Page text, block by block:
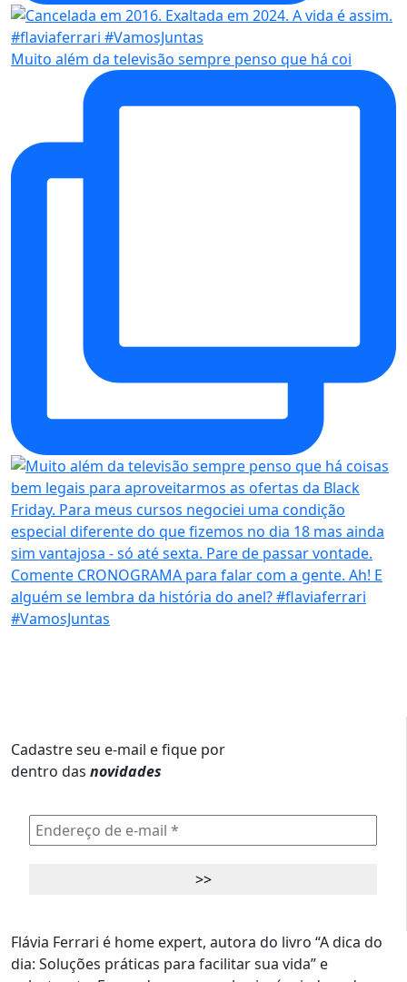
Muito além da televisão sempre penso que há coi
Cadastre seu e-mail e fique por
dentro das novidades
Flávia Ferrari é home expert, autora do livro “A dica do
dia: Soluções práticas para facilitar sua vida” e